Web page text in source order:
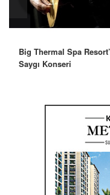
Robbie Williams’tan
Olacak”